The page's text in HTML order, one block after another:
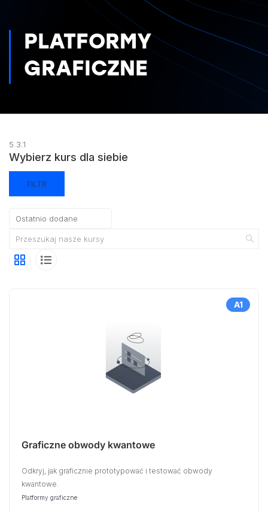
PLATFORMY
GRAFICZNE
5.3.1
Wybierz kurs dla siebie
FILTR
A1
Graficzne obwody kwantowe
Odkryj, jak graficznie prototypować i testować obwody
kwantowe.
Platformy graficzne